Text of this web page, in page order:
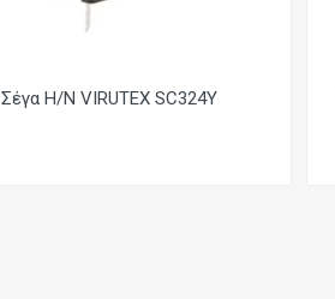
Σέγα Η/Ν VIRUTEX SC324Y